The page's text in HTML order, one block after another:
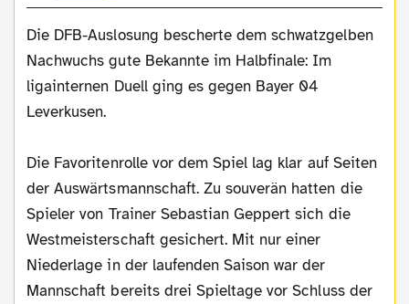
Die DFB-Auslosung bescherte dem schwatzgelben
Nachwuchs gute Bekannte im Halbfinale: Im
ligainternen Duell ging es gegen Bayer 04
Leverkusen.
Die Favoritenrolle vor dem Spiel lag klar auf Seiten
der Auswärtsmannschaft. Zu souverän hatten die
Spieler von Trainer Sebastian Geppert sich die
Westmeisterschaft gesichert. Mit nur einer
Niederlage in der laufenden Saison war der
Mannschaft bereits drei Spieltage vor Schluss der